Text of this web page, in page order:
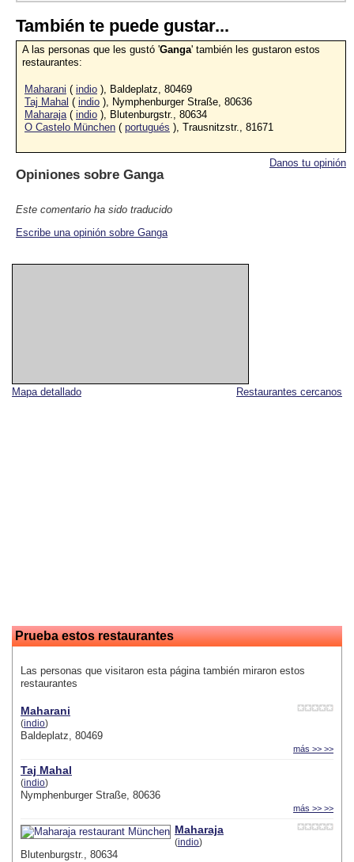
Restaurantes cercanos
Mapa detallado
Prueba estos restaurantes
Las personas que visitaron esta página también miraron estos
restaurantes
Maharani
(indio)
Baldeplatz, 80469
más >> >>
Taj Mahal
(indio)
Nymphenburger Straße, 80636
más >> >>
Maharaja
(indio)
Blutenburgstr., 80634
También te puede gustar...
A las personas que les gustó 'Ganga' también les gustaron estos
restaurantes:
Maharani ( indio ), Baldeplatz, 80469
Taj Mahal ( indio ), Nymphenburger Straße, 80636
Maharaja( indio ), Blutenburgstr., 80634
O Castelo München ( portugués ), Trausnitzstr., 81671
Danos tu opinión
Opiniones sobre Ganga
Este comentario ha sido traducido
Escribe una opinión sobre Ganga